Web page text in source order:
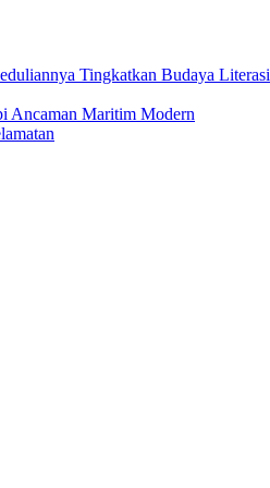
Tingkatkan Budaya Literasi
Ancaman Maritim Modern